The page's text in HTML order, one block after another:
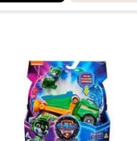
נוסף הוסף לסל